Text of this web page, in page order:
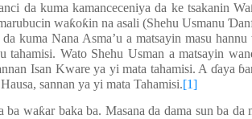
da kuma kamanceceniya da ke tsakanin Wa
waƙoƙin na asali (Shehu Usmanu Ɗ
kuma Nana Asma’u a matsayin masu hannu
Wato Shehu Usman a matsayin
Isan Kware ya yi mata tahamisi. A ɗaya ɓ
sannan ya yi mata Tahamisi.[1]
ba waƙar baka ba. Masana da dama sun ba da